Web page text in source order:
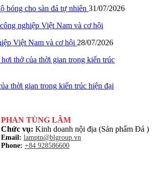
bóng cho sàn đá tự nhiên 31/07/2026
Việt Nam và cơ hội 28/07/2026
thời gian trong kiến trúc hiện đại
PHAN TÙNG LÂM
Chức vụ: Kinh doanh nội địa (Sản phẩm Đá )
Email: lamptn@blgroup.vn
Phone: +84 928586600